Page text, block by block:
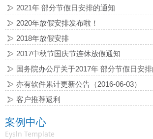
2021年 部分节假日安排的通知
2020年放假安排发布啦！
2018年放假安排
2017中秋节国庆节连休放假通知
国务院办公厅关于2017年 部分节假日安
亦有软件累计更新公告（2016-06-03）
客户推荐返利
案例中心
Eysln Template